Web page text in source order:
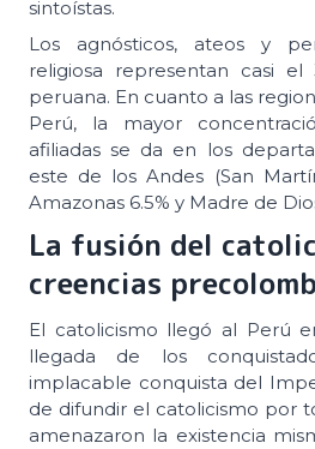
sintoístas.
Los agnósticos, ateos y
religiosa representan casi
peruana. En cuanto a las
Perú, la mayor
afiliadas se da en los
este de los Andes (San
Amazonas 6.5% y Madre de
La fusión del
creencias
El catolicismo llegó al Perú
llegada de los
implacable conquista del
de difundir el catolicismo por
amenazaron la existencia